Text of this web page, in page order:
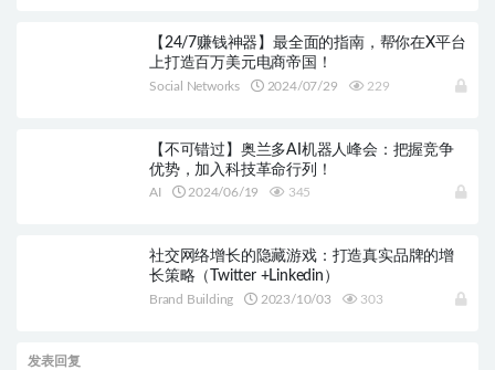
【24/7赚钱神器】最全面的指南，帮你在X平台
上打造百万美元电商帝国！
Social Networks 2024/07/29 229
【不可错过】奥兰多AI机器人峰会：把握竞争
优势，加入科技革命行列！
AI 2024/06/19 345
社交网络增长的隐藏游戏：打造真实品牌的增
长策略（Twitter +Linkedin）
Brand Building 2023/10/03 303
发表回复